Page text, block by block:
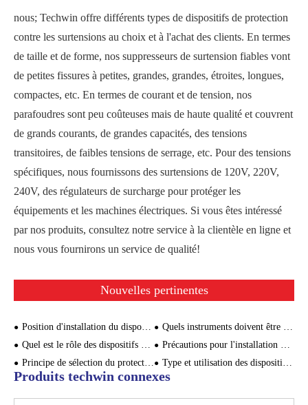
nous; Techwin offre différents types de dispositifs de protection
contre les surtensions au choix et à l'achat des clients. En termes
de taille et de forme, nos suppresseurs de surtension fiables vont
de petites fissures à petites, grandes, grandes, étroites, longues,
compactes, etc. En termes de courant et de tension, nos
parafoudres sont peu coûteuses mais de haute qualité et couvrent
de grands courants, de grandes capacités, des tensions
transitoires, de faibles tensions de serrage, etc. Pour des tensions
spécifiques, nous fournissons des surtensions de 120V, 220V,
240V, des régulateurs de surcharge pour protéger les
équipements et les machines électriques. Si vous êtes intéressé
par nos produits, consultez notre service à la clientèle en ligne et
nous vous fournirons un service de qualité!
Nouvelles pertinentes
Position d'installation du dispositif de protection contre les surtensions
Quels instruments doivent être équipés d'un module de protection contre la foudre?
Quel est le rôle des dispositifs de protection contre les surtensions?
Précautions pour l'installation d'un dispositif de protection externe contre la foudre
Principe de sélection du protecteur de surtension de la boîte de distribution
Type et utilisation des dispositifs de protection contre les surtensions
Produits techwin connexes